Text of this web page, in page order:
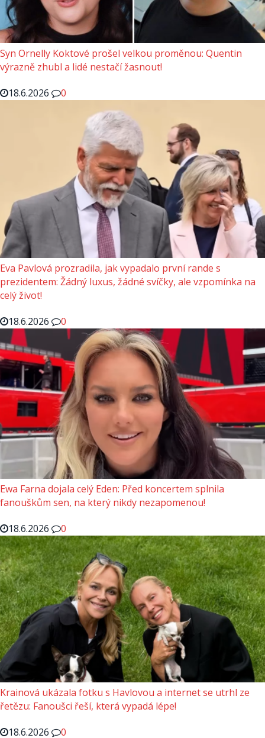
Syn Ornelly Koktové prošel velkou proměnou: Quentin
výrazně zhubl a lidé nestačí žasnout!
18.6.2026
0
Eva Pavlová prozradila, jak vypadalo první rande s
prezidentem: Žádný luxus, žádné svíčky, ale vzpomínka na
celý život!
18.6.2026
0
Ewa Farna dojala celý Eden: Před koncertem splnila
fanouškům sen, na který nikdy nezapomenou!
18.6.2026
0
Krainová ukázala fotku s Havlovou a internet se utrhl ze
řetězu: Fanoušci řeší, která vypadá lépe!
18.6.2026
0